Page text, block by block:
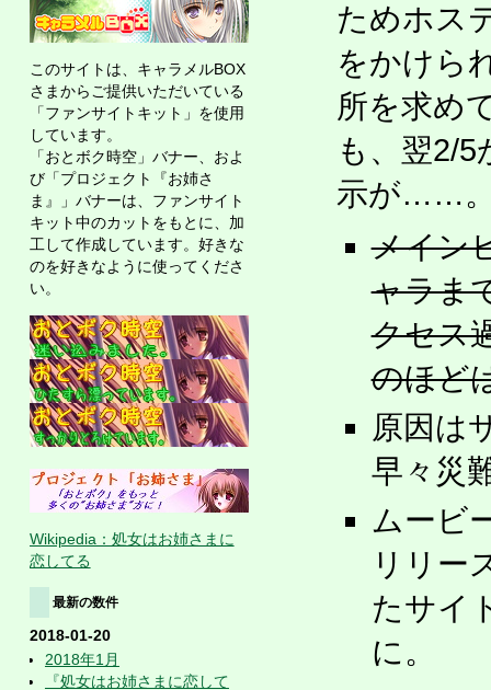
このサイトは、キャラメルBOX
さまからご提供いただいている
「ファンサイトキット」を使用
しています。
「おとボク時空」バナー、およ
び「プロジェクト『お姉さ
ま』」バナーは、ファンサイト
キット中のカットをもとに、加
工して作成しています。好きな
のを好きなように使ってくださ
い。
Wikipedia：処女はお姉さまに
恋してる
最新の数件
2018-01-20
2018年1月
『処女はお姉さまに恋して
ためホス
をかけら
所を求め
も、翌2/
示が……
メイン
ャラま
クセス
のほど
原因は
早々災
ムービ
リリー
たサイ
に。